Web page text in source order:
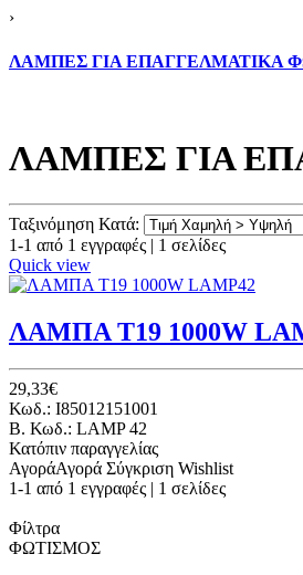
›
ΛΑΜΠΕΣ ΓΙΑ ΕΠΑΓΓΕΛΜΑΤΙΚΑ
ΛΑΜΠΕΣ ΓΙΑ
Ταξινόμηση Κατά:
1-1 από 1 εγγραφές | 1 σελίδες
Quick view
ΛΑΜΠΑ T19 1000W
29,33€
Κωδ.: I85012151001
B. Κωδ.: LAMP 42
Κατόπιν παραγγελίας
ΑγοράΑγορά Σύγκριση Wishlist
1-1 από 1 εγγραφές | 1 σελίδες
Φίλτρα
ΦΩΤΙΣΜΟΣ